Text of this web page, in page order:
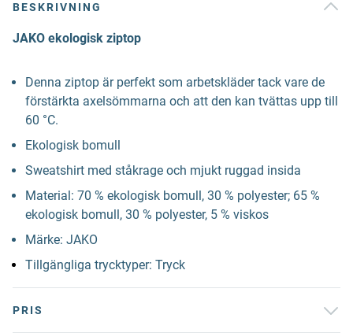
BESKRIVNING
JAKO ekologisk ziptop
Denna ziptop är perfekt som arbetskläder tack vare de
förstärkta axelsömmarna och att den kan tvättas upp till
60 °C.
Ekologisk bomull
Sweatshirt med ståkrage och mjukt ruggad insida
Material: 70 % ekologisk bomull, 30 % polyester; 65 %
ekologisk bomull, 30 % polyester, 5 % viskos
Märke: JAKO
Tillgängliga trycktyper: Tryck
PRIS